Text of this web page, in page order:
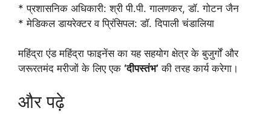
* प्रशासनिक अधिकारी: श्री पी.पी. गालणकर, डॉ. गोटन जैन
* मेडिकल डायरेक्टर व प्रिंसिपल: डॉ. दिपाली चंडालिया
महिंद्रा एंड महिंद्रा फाइनेंस का यह सहयोग क्षेत्र के बुजुर्गों और
जरूरतमंद मरीजों के लिए एक ‘दीपस्तंभ’ की तरह कार्य करेगा।
और पढ़े